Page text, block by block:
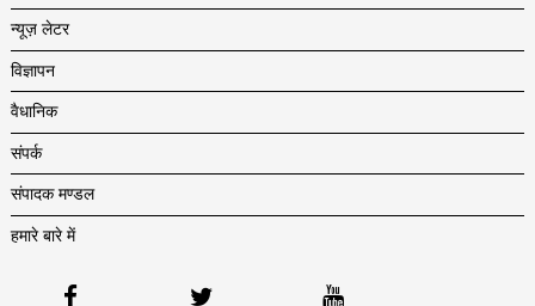
न्यूज़ लेटर
विज्ञापन
वैधानिक
संपर्क
संपादक मण्डल
हमारे बारे में